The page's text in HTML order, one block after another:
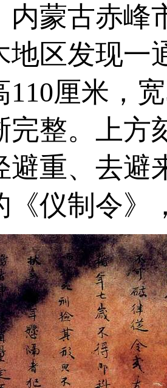
内蒙古赤
地区发现一
110厘米，
完整。上方
避重、去避
《仪制令》